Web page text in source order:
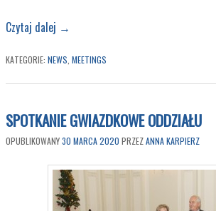
Czytaj dalej →
KATEGORIE: NEWS MEETINGS
SPOTKANIE GWIAZDKOWE ODDZIAŁU
OPUBLIKOWANY30 MARCA 2020 PRZEZANNA KARPIERZ